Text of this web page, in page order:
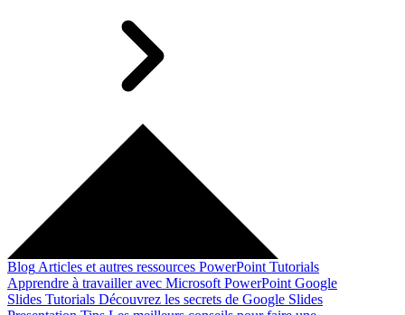
Blog Articles et autres ressources PowerPoint Tutorials
Apprendre à travailler avec Microsoft PowerPoint Google
Slides Tutorials Découvrez les secrets de Google Slides